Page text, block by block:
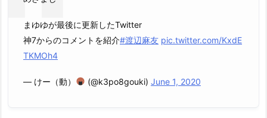
まゆゆが最後に更新したTwitter
神7からのコメントを紹介#渡辺麻友 pic.twitter.com/KxdE
TKMOh4
— けー（動） (@k3po8gouki) June 1, 2020